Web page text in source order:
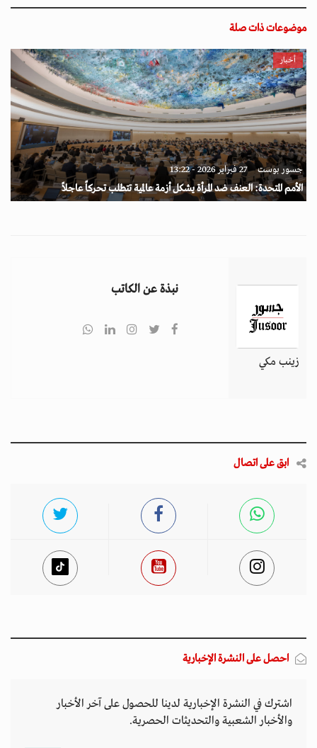
موضوعات ذات صلة
أخبار
جسور بوست 27 فبراير 2026 - 13:22
الأمم المتحدة: العنف ضد المرأة يشكل أزمة عالمية تتطلب تحركاً عاجلاً
زينب مكي
نبذة عن الكاتب
ابق على اتصال
احصل على النشرة الإخبارية
اشترك في النشرة الإخبارية لدينا للحصول على آخر الأخبار
والأخبار الشعبية والتحديثات الحصرية.